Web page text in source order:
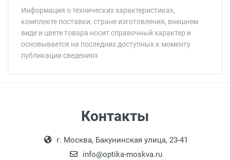
Информация о технических характеристиках,
комплекте поставки, стране изготовления, внешнем
виде и цвете товара носит справочный характер и
основывается на последних доступных к моменту
публикации сведениях
18:00, по субботам с 11:00 до 15:00, в
офисе по адресу: г. Москва,
Контакты
г. Москва, Бакунинская улица, 23-41
info@optika-moskva.ru